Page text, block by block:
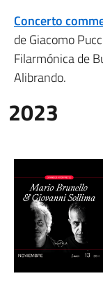
Concerto
de Giacomo
Filarmónica de
Alibrando.
2023